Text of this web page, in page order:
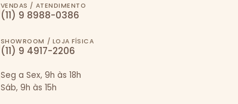
VENDAS / ATENDIMENTO
(11) 9 8988-0386
SHOWROOM / LOJA FÍSICA
(11) 9 4917-2206
Seg a Sex, 9h às 18h
Sáb, 9h às 15h